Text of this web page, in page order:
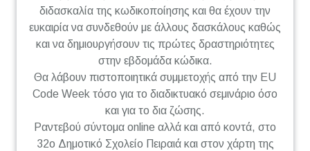
διδασκαλία της κωδικοποίησης και θα έχουν την
ευκαιρία να συνδεθούν με άλλους δασκάλους καθώς
και να δημιουργήσουν τις πρώτες δραστηριότητες
στην εβδομάδα κώδικα.
Θα λάβουν πιστοποιητικά συμμετοχής από την EU
Code Week τόσο για το διαδικτυακό σεμινάριο όσο
και για το δια ζώσης.
Ραντεβού σύντομα online αλλά και από κοντά, στο
32ο Δημοτικό Σχολείο Πειραιά και στον χάρτη της